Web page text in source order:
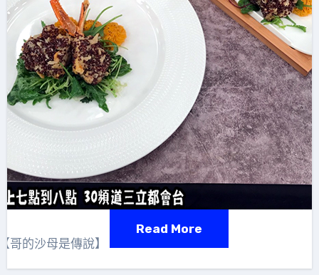
哥的沙母是傳說】
Read More